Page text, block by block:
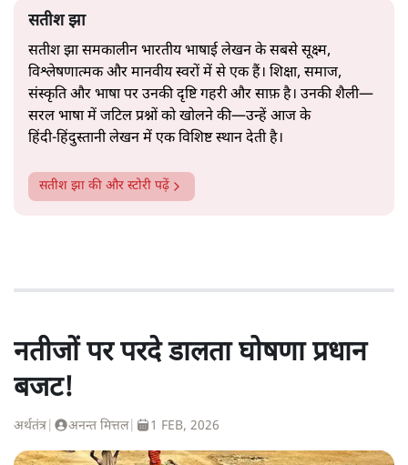
सतीश झा
सतीश झा समकालीन भारतीय भाषाई लेखन के सबसे सूक्ष्म,
विश्लेषणात्मक और मानवीय स्वरों में से एक हैं। शिक्षा, समाज,
संस्कृति और भाषा पर उनकी दृष्टि गहरी और साफ़ है। उनकी शैली—
सरल भाषा में जटिल प्रश्नों को खोलने की—उन्हें आज के
हिंदी‑हिंदुस्तानी लेखन में एक विशिष्ट स्थान देती है।
सतीश झा की और स्टोरी पढ़ें
नतीजों पर परदे डालता घोषणा प्रधान
बजट!
अर्थतंत्र अनन्त मित्तल| 1 FEB, 2026